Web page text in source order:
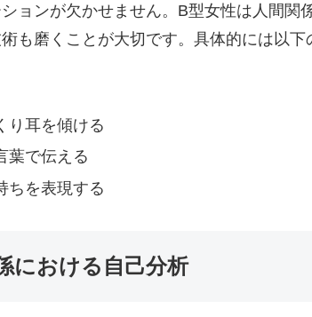
ョンが欠かせません。B型女性は人間関
も磨くことが大切です。具体的には以下
り耳を傾ける
葉で伝える
ちを表現する
における自己分析